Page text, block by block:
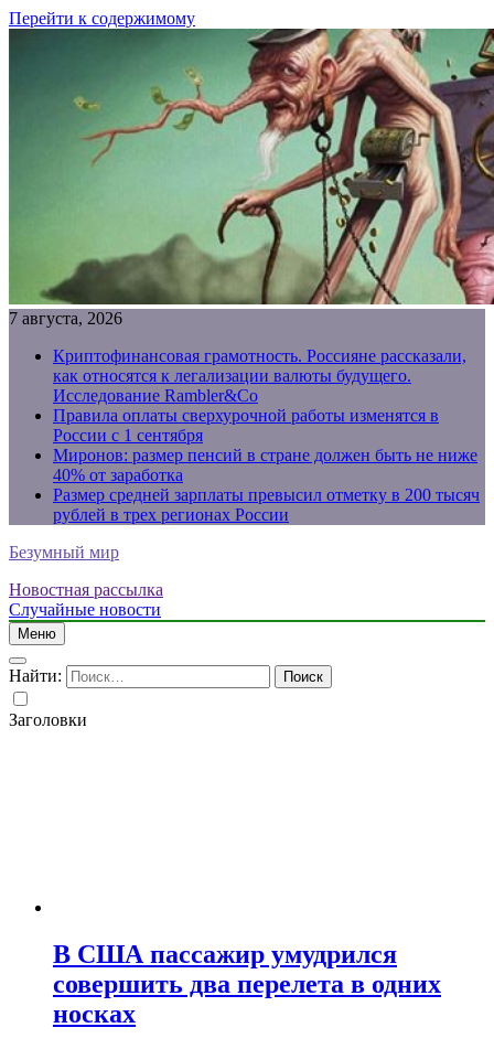
Перейти к содержимому
7 августа, 2026
Криптофинансовая грамотность. Россияне рассказали,
как относятся к легализации валюты будущего.
Исследование Rambler&Co
Правила оплаты сверхурочной работы изменятся в
России с 1 сентября
Миронов: размер пенсий в стране должен быть не ниже
40% от заработка
Размер средней зарплаты превысил отметку в 200 тысяч
рублей в трех регионах России
Безумный мир
Новостная рассылка
Случайные новости
Меню
Найти:
Заголовки
В США пассажир умудрился
совершить два перелета в одних
носках